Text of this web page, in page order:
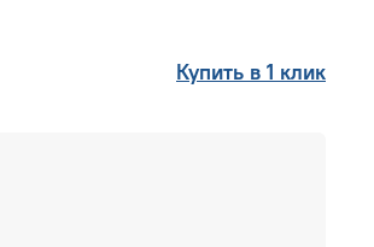
Купить в 1 клик